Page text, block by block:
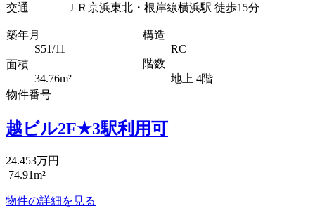
交通
ＪＲ京浜東北・根岸線横浜駅 徒歩15分
築年月
S51/11
構造
RC
面積
34.76m²
階数
地上 4階
物件番号
越ビル2F★3駅利用可
24.453万円
74.91m²
物件の詳細を見る